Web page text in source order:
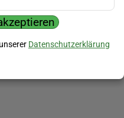
Datenschutzerklärung